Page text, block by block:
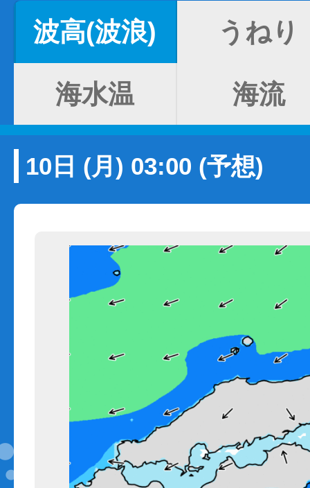
波高(波浪) うねり
海水温 海流
10日 (月) 03:00 (予想)